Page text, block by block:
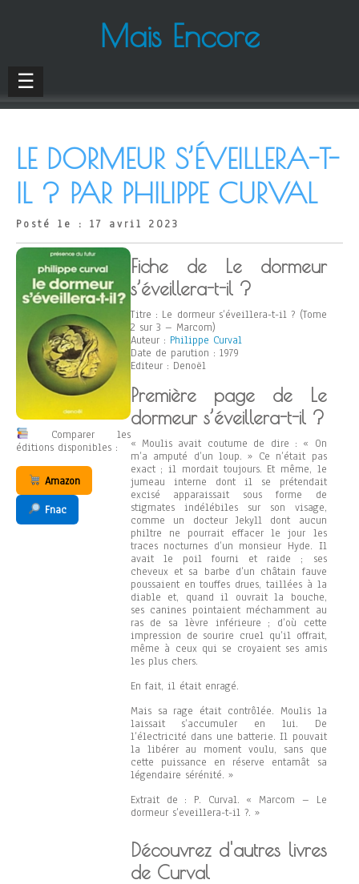
Mais Encore
☰
LE DORMEUR S’ÉVEILLERA-T-
IL ? PAR PHILIPPE CURVAL
Posté le : 17 avril 2023
Comparer les
éditions disponibles :
Amazon
Fnac
Fiche de Le dormeur
s’éveillera-t-il ?
Titre : Le dormeur s’éveillera-t-il ? (Tome
2 sur 3 – Marcom)
Auteur : Philippe Curval
Date de parution : 1979
Editeur : Denoël
Première page de Le
dormeur s’éveillera-t-il ?
« Moulis avait coutume de dire : « On
m’a amputé d’un loup. » Ce n’était pas
exact ; il mordait toujours. Et même, le
jumeau interne dont il se prétendait
excisé apparaissait sous forme de
stigmates indélébiles sur son visage,
comme un docteur Jekyll dont aucun
philtre ne pourrait effacer le jour les
traces nocturnes d’un monsieur Hyde. Il
avait le poil fourni et raide ; ses
cheveux et sa barbe d’un châtain fauve
poussaient en touffes drues, taillées à la
diable et, quand il ouvrait la bouche,
ses canines pointaient méchamment au
ras de sa lèvre inférieure ; d’où cette
impression de sourire cruel qu’il offrait,
même à ceux qui se croyaient ses amis
les plus chers.
En fait, il était enragé.
Mais sa rage était contrôlée. Moulis la
laissait s’accumuler en lui. De
l’électricité dans une batterie. Il pouvait
la libérer au moment voulu, sans que
cette puissance en réserve entamât sa
légendaire sérénité. »
Extrait de : P. Curval. « Marcom – Le
dormeur s’eveillera-t-il ?. »
Découvrez d'autres livres
de Curval